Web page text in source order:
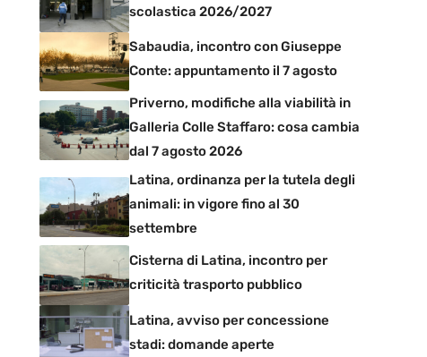
scolastica 2026/2027
Sabaudia, incontro con Giuseppe
Conte: appuntamento il 7 agosto
Priverno, modifiche alla viabilità in
Galleria Colle Staffaro: cosa cambia
dal 7 agosto 2026
Latina, ordinanza per la tutela degli
animali: in vigore fino al 30
settembre
Cisterna di Latina, incontro per
criticità trasporto pubblico
Latina, avviso per concessione
stadi: domande aperte